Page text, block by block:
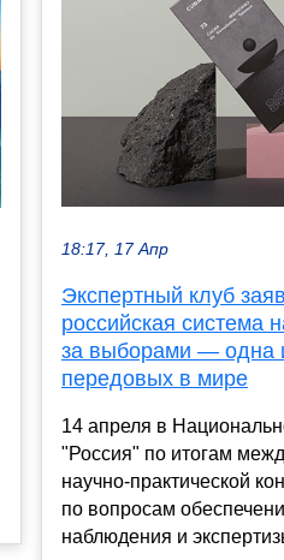
18:17, 17 Апр
Экспертный клуб
российская система
за выборами — одна
передовых в мире
14 апреля в
"Россия" по итогам
научно-практической
по вопросам
наблюдения и